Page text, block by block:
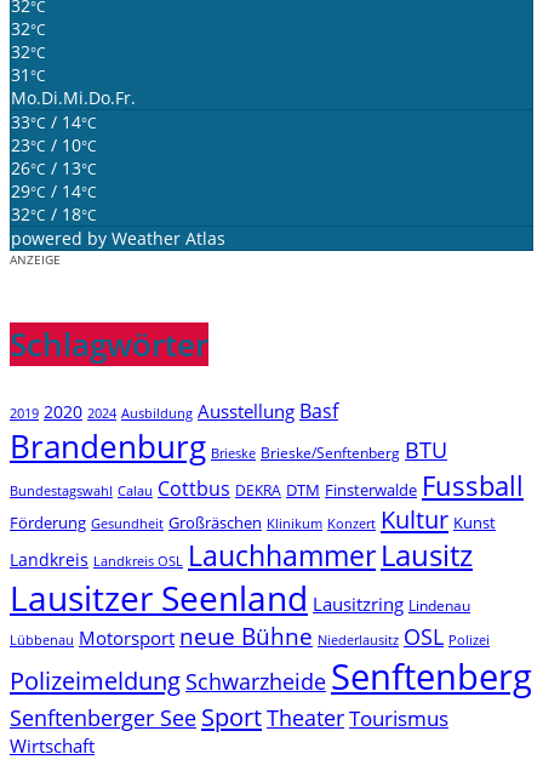
32°C
32°C
32°C
31 °C
Mo.Di.Mi.Do.Fr.
33°C / 14°C
23°C / 10°C
26°C / 13°C
29°C / 14°C
32°C / 18°C
powered by Weather Atlas
ANZEIGE
Schlagwörter
2019 2020 2024 Ausbildung Ausstellung Basf
Brandenburg Brieske Brieske/Senftenberg BTU
Bundestagswahl Calau Cottbus DEKRA DTM Finsterwalde Fussball
Förderung Gesundheit Großräschen Klinikum Konzert Kultur Kunst
Landkreis Landkreis OSL LauchhammerLausitz
Lausitzer Seenland Lausitzring Lindenau
Lübbenau Motorsport neue Bühne Niederlausitz OSL Polizei
Polizeimeldung Schwarzheide Senftenberg
Senftenberger See SportTheaterTourismus
Wirtschaft